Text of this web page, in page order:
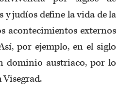
y judíos define la vida de la
acontecimientos externos
por ejemplo, en el siglo
dominio austriaco, por lo
Visegrad.